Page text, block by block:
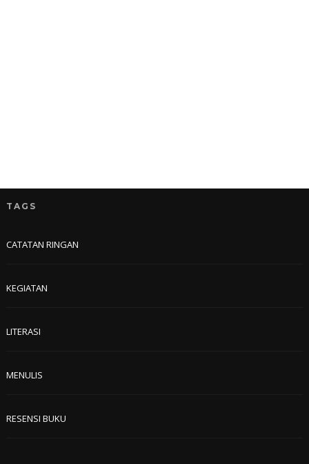
TAGS
CATATAN RINGAN
KEGIATAN
LITERASI
MENULIS
RESENSI BUKU